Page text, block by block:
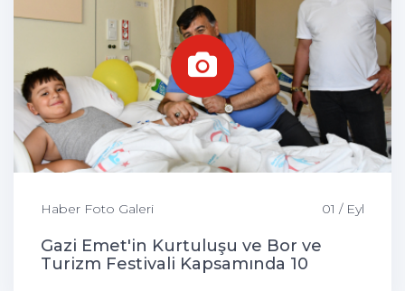
Haber Foto Galeri 01 / Eyl
Gazi Emet'in Kurtuluşu ve Bor ve
Turizm Festivali Kapsamında 10